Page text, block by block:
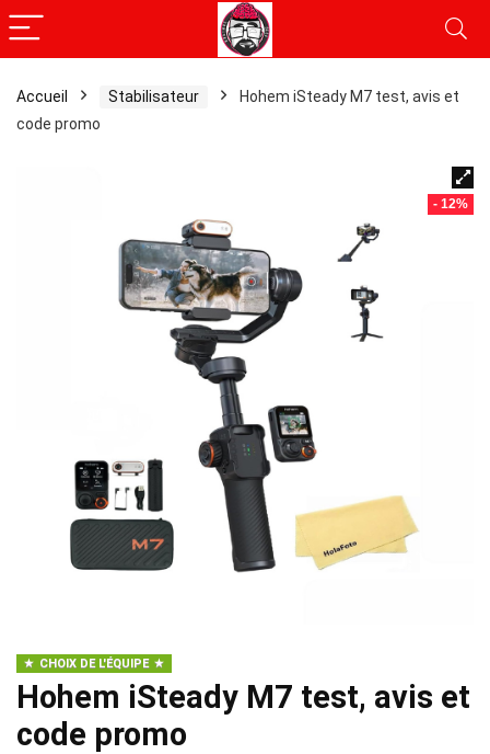
Accueil Stabilisateur
Hohem iSteady M7 test, avis et
code promo
- 12%
CHOIX DE L'ÉQUIPE
Hohem iSteady M7 test, avis et
code promo